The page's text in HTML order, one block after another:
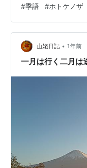
で、思います（『十
にかく、これを書い
麒麟は、あちらの１
ぶという大事な役割
です。男だと〇麒。
#季語 #ホトケノザ
山姥日記 • 1年前
一月は行く二月は